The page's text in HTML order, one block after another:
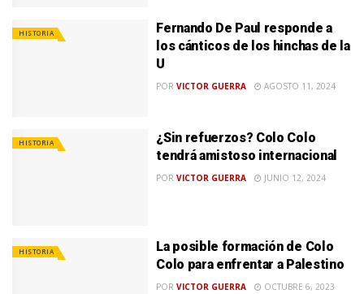
HISTORIA
Fernando De Paul responde a
los cánticos de los hinchas de la
U
POR VICTOR GUERRA AGOSTO 11, 2024
HISTORIA
¿Sin refuerzos? Colo Colo
tendrá amistoso internacional
POR VICTOR GUERRA JUNIO 12, 2024
HISTORIA
La posible formación de Colo
Colo para enfrentar a Palestino
POR VICTOR GUERRA OCTUBRE 6, 2023